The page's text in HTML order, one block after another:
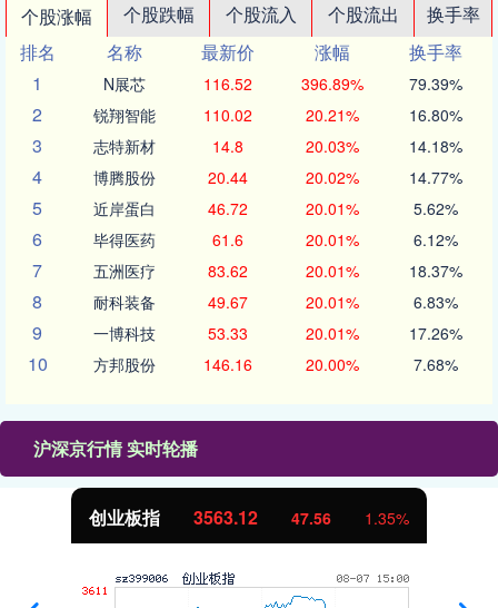
个股涨幅 个股跌幅 个股流入 个股流出
换手率
排名
名称 最新价 涨幅
换手率
1
N展芯 116.52 396.89% 79.39%
2 锐翔智能 110.02 20.21% 16.80%
3 志特新材 14.8 20.03% 14.18%
4 博腾股份 20.44 20.02% 14.77%
5 近岸蛋白 46.72 20.01% 5.62%
6 毕得医药 61.6 20.01% 6.12%
7 五洲医疗 83.62 20.01% 18.37%
8 耐科装备 49.67 20.01% 6.83%
9 一博科技 53.33 20.01% 17.26%
10 方邦股份 146.16 20.00% 7.68%
沪深京行情 实时轮播
3563.12 47.56 1.35%